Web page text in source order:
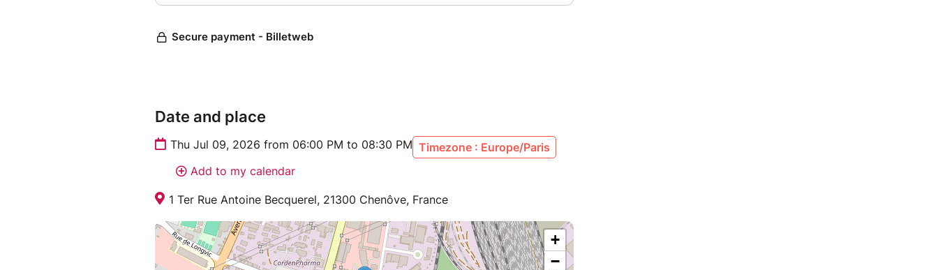
Date and place
Thu Jul 09, 2026 from 06:00 PM to 08:30 PM Timezone : Europe/Paris
Add to my calendar
1 Ter Rue Antoine Becquerel, 21300 Chenôve, France
+
−